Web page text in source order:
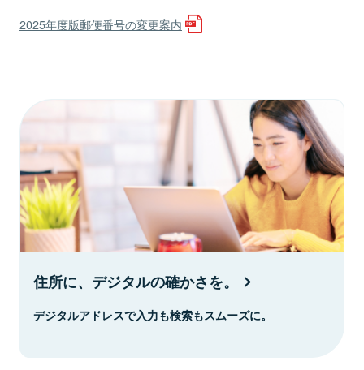
2025年度版郵便番号の変更案内
住所に、デジタルの確かさを。
デジタルアドレスで入力も検索もスムーズに。